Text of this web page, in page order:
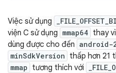
Việc sử dụng
viện C sử dụng mmap64 thay vì
dùng được cho đến android-
minSdkVersion thấp hơn 21
mmap tương thích với